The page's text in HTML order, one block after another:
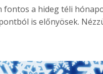
a hideg téli
is előnyösek.